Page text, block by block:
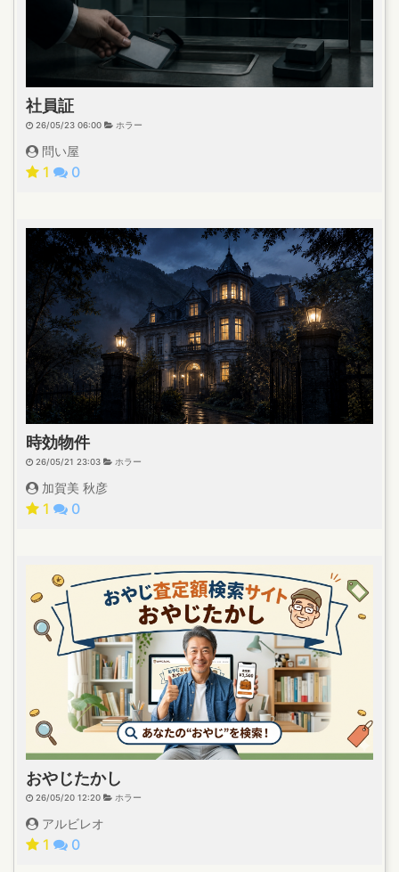
社員証
26/05/23 06:00 ホラー
問い屋
1 0
時効物件
26/05/21 23:03 ホラー
加賀美 秋彦
1 0
おやじたかし
26/05/20 12:20 ホラー
アルビレオ
1 0